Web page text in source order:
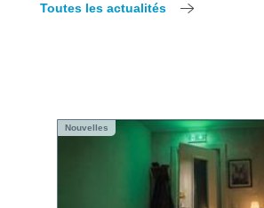
Toutes les actualités
Nouvelles